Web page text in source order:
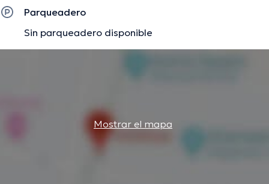
Parqueadero
Sin parqueadero disponible
Mostrar el mapa